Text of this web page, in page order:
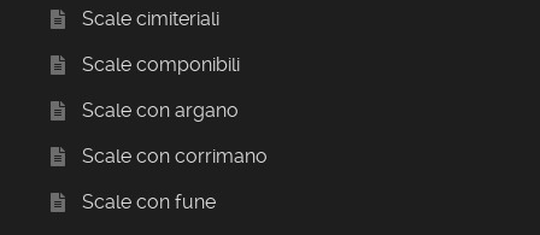
Scale cimiteriali
Scale componibili
Scale con argano
Scale con corrimano
Scale con fune